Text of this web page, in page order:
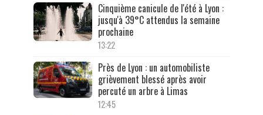
Cinquième canicule de l'été à Lyon :
jusqu'à 39°C attendus la semaine
prochaine
13:22
Près de Lyon : un automobiliste
grièvement blessé après avoir
percuté un arbre à Limas
12:45